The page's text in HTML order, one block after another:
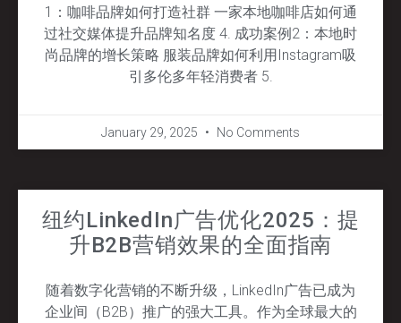
1：咖啡品牌如何打造社群 一家本地咖啡店如何通
过社交媒体提升品牌知名度 4. 成功案例2：本地时
尚品牌的增长策略 服装品牌如何利用Instagram吸
引多伦多年轻消费者 5.
January 29, 2025 No Comments
纽约LinkedIn广告优化2025：提
升B2B营销效果的全面指南
随着数字化营销的不断升级，LinkedIn广告已成为
企业间（B2B）推广的强大工具。作为全球最大的